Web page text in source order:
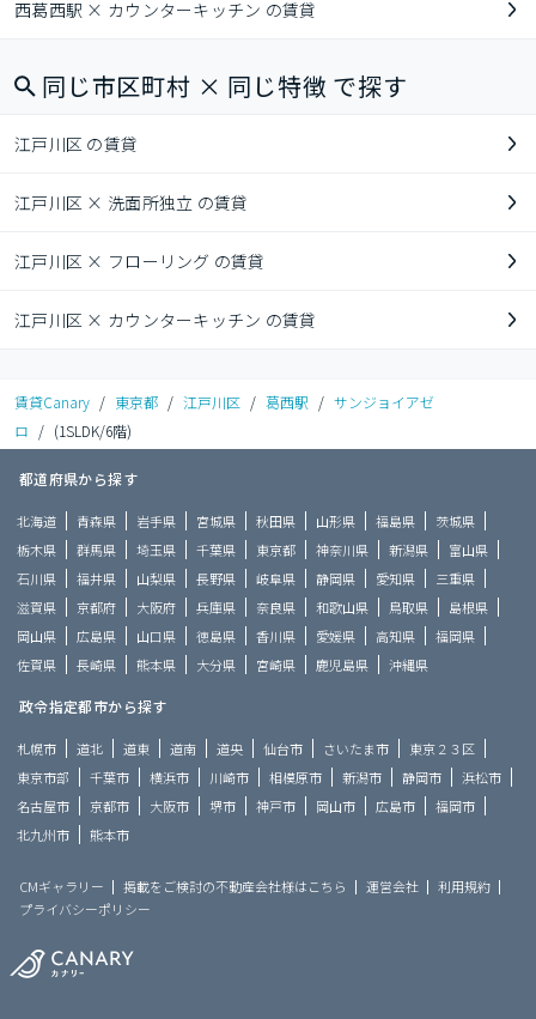
西葛西駅 × カウンターキッチン の賃貸
同じ市区町村 × 同じ特徴 で探す
江戸川区 の賃貸
江戸川区 × 洗面所独立 の賃貸
江戸川区 × フローリング の賃貸
江戸川区 × カウンターキッチン の賃貸
賃貸Canary / 東京都 / 江戸川区 / 葛西駅 / サンジョイアゼ
ロ / (1SLDK/6階)
都道府県から探す
北海道 青森県 岩手県 宮城県 秋田県 山形県 福島県
茨城県
栃木県
群馬県 埼玉県 千葉県 東京都 神奈川県 新潟県
富山県
石川県
福井県 山梨県 長野県 岐阜県 静岡県 愛知県
三重県
滋賀県
京都府 大阪府 兵庫県 奈良県 和歌山県 鳥取県
島根県
岡山県
広島県 山口県 徳島県 香川県 愛媛県 高知県
福岡県
佐賀県
長崎県 熊本県 大分県 宮崎県 鹿児島県 沖縄県
政令指定都市から探す
札幌市 道北 道東 道南 道央 仙台市 さいたま市
東京２３区
東京市部
千葉市 横浜市 川崎市 相模原市 新潟市 静岡市
浜松市
名古屋市
京都市 大阪市 堺市 神戸市 岡山市 広島市
福岡市
北九州市
熊本市
CMギャラリー 掲載をご検討の不動産会社様はこちら 運営会社
利用規約
プライバシーポリシー